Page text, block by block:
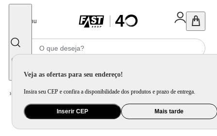
Menu
Veja as ofertas para seu endereço!
Insira seu CEP e confira a disponibilidade dos produtos e prazo de entrega.
Inserir CEP Mais tarde
Home Utilidade Doméstica Cozinha / Jogo de Panela e Panela Avulsa